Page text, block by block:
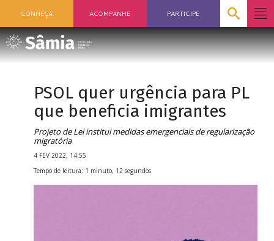
CONHEÇA ACOMPANHE PARTICIPE
PSOL quer urgência para PL
que beneficia imigrantes
Projeto de Lei institui medidas emergenciais de regularização
migratória
4 FEV 2022, 14:55
Tempo de leitura: 1 minuto, 12 segundos